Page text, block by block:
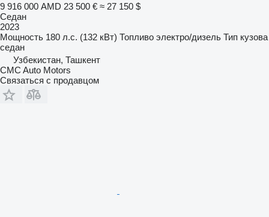
9 916 000 AMD 23 500 € ≈ 27 150 $
Седан
2023
Мощность 180 л.с. (132 кВт) Топливо электро/дизель Тип кузова
седан
Узбекистан, Ташкент
CMC Auto Motors
Связаться с продавцом